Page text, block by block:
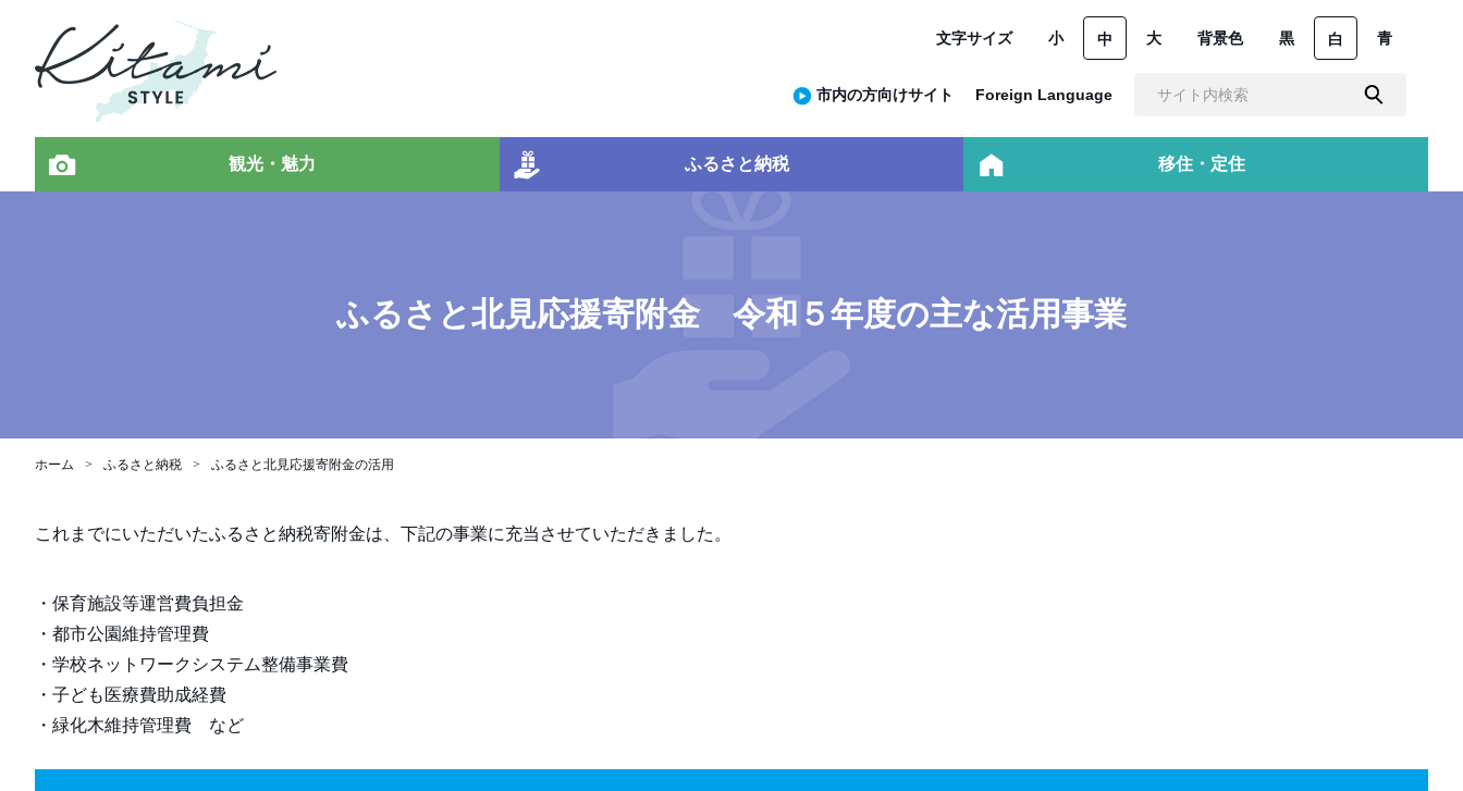
観光・魅力 ふるさと納税 移住・定住
文字サイズ 小 中 大 背景色 黒 白 青
市内の方向けサイト Foreign Language
ふるさと北見応援寄附金 令和５年度の主な活用事業
ホーム ふるさと納税 ふるさと北見応援寄附金の活用
これまでにいただいたふるさと納税寄附金は、下記の事業に充当させていただきました。
・保育施設等運営費負担金
・都市公園維持管理費
・学校ネットワークシステム整備事業費
・子ども医療費助成経費
・緑化木維持管理費 など